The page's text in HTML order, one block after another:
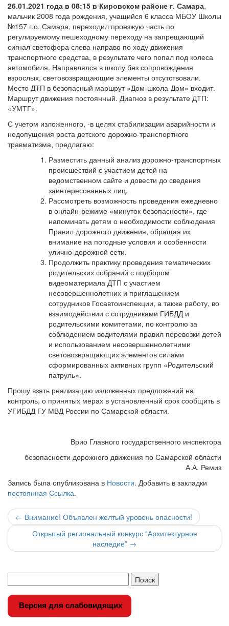
26.01.2021 года в 08:15 в Кировском районе г. Самара,
мальчик 2008 года рождения, учащийся 6 класса МБОУ Школы
№157 г.о. Самара, переходил проезжую часть по
регулируемому пешеходному переходу на запрещающий
сигнал светофора слева направо по ходу движения
транспортного средства, в результате чего попал под колеса
автомобиля. Направлялся в школу без сопровождения
взрослых, световозвращающие элементы отсутствовали.
Место ДТП в безопасный маршрут «Дом-школа-Дом» входит.
Маршрут движения постоянный. Диагноз в результате ДТП:
«УМТГ».
С учетом изложенного, -в целях стабилизации аварийности и
недопущения роста детского дорожно-транспортного
травматизма, предлагаю:
Разместить данный анализ дорожно-транспортных
происшествий с участием детей на
ведомственном сайте и довести до сведения
заинтересованных лиц.
Рассмотреть возможность проведения ежедневно
в онлайн-режиме «минуток безопасности», где
напоминать детям о необходимости соблюдения
Правил дорожного движения, обращая их
внимание на погодные условия и особенности
улично-дорожной сети.
Продолжить практику проведения тематических
родительских собраний с подбором
видеоматериала ДТП с участием
несовершеннолетних и приглашением
сотрудников Госавтоинспекции, а также работу, во
взаимодействии с сотрудниками ГИБДД и
родительскими комитетами, по контролю за
соблюдением водителями правил перевозки детей
и использованием несовершеннолетними
световозвращающих элементов силами
сформированных активных групп «Родительский
патруль».
Прошу взять реализацию изложенных предложений на
контроль, о принятых мерах в установленный срок сообщить в
УГИБДД ГУ МВД России по Самарской области.
Врио Главного государственного инспектора
безопасности дорожного движения по Самарской области
А.А. Ремиз
Запись была опубликована в Новости. Добавить в закладки
постоянная Ссылка.
Навигация
по
записи
← Внимание! Объявлен желтый уровень опасности!
Открытый региональный конкурс “Архитектурное
наследие” →
Версия для слабовидящих